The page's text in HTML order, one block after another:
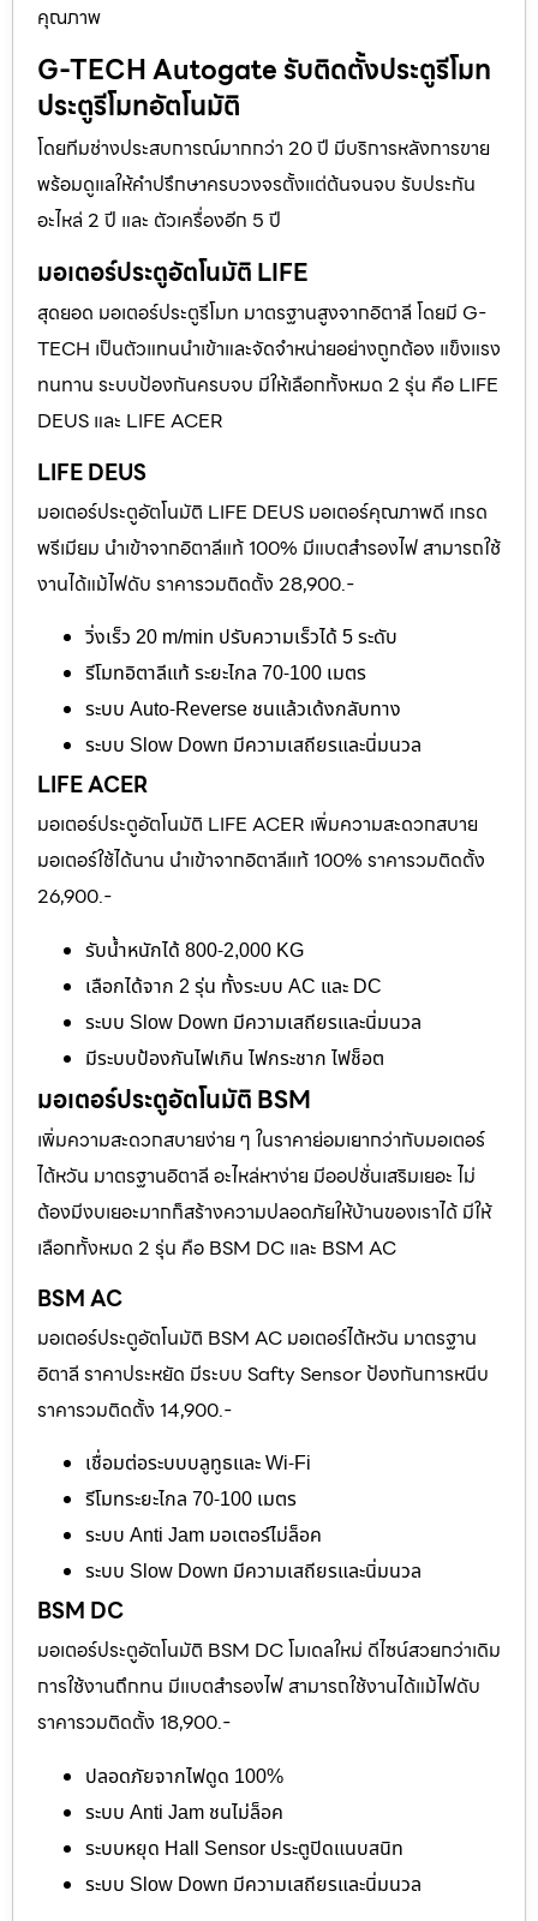
คุณภาพ
G-TECH Autogate รับติดตั้งประตูรีโมท
ประตูรีโมทอัตโนมัติ
โดยทีมช่างประสบการณ์มากกว่า 20 ปี มีบริการหลังการขาย
พร้อมดูแลให้คำปรึกษาครบวงจรตั้งแต่ต้นจนจบ รับประกัน
อะไหล่ 2 ปี และ ตัวเครื่องอีก 5 ปี
มอเตอร์ประตูอัตโนมัติ LIFE
สุดยอด มอเตอร์ประตูรีโมท มาตรฐานสูงจากอิตาลี โดยมี G-
TECH เป็นตัวแทนนำเข้าและจัดจำหน่ายอย่างถูกต้อง แข็งแรง
ทนทาน ระบบป้องกันครบจบ มีให้เลือกทั้งหมด 2 รุ่น คือ LIFE
DEUS และ LIFE ACER
LIFE DEUS
มอเตอร์ประตูอัตโนมัติ LIFE DEUS มอเตอร์คุณภาพดี เกรด
พรีเมียม นำเข้าจากอิตาลีแท้ 100% มีแบตสำรองไฟ สามารถใช้
งานได้แม้ไฟดับ ราคารวมติดตั้ง 28,900.-
วิ่งเร็ว 20 m/min ปรับความเร็วได้ 5 ระดับ
รีโมทอิตาลีแท้ ระยะไกล 70-100 เมตร
ระบบ Auto-Reverse ชนแล้วเด้งกลับทาง
ระบบ Slow Down มีความเสถียรและนิ่มนวล
LIFE ACER
มอเตอร์ประตูอัตโนมัติ LIFE ACER เพิ่มความสะดวกสบาย
มอเตอร์ใช้ได้นาน นำเข้าจากอิตาลีแท้ 100% ราคารวมติดตั้ง
26,900.-
รับน้ำหนักได้ 800-2,000 KG
เลือกได้จาก 2 รุ่น ทั้งระบบ AC และ DC
ระบบ Slow Down มีความเสถียรและนิ่มนวล
มีระบบป้องกันไฟเกิน ไฟกระชาก ไฟช็อต
มอเตอร์ประตูอัตโนมัติ BSM
เพิ่มความสะดวกสบายง่าย ๆ ในราคาย่อมเยากว่ากับมอเตอร์
ไต้หวัน มาตรฐานอิตาลี อะไหล่หาง่าย มีออปชั่นเสริมเยอะ ไม่
ต้องมีงบเยอะมากก็สร้างความปลอดภัยให้บ้านของเราได้ มีให้
เลือกทั้งหมด 2 รุ่น คือ BSM DC และ BSM AC
BSM AC
มอเตอร์ประตูอัตโนมัติ BSM AC มอเตอร์ไต้หวัน มาตรฐาน
อิตาลี ราคาประหยัด มีระบบ Safty Sensor ป้องกันการหนีบ
ราคารวมติดตั้ง 14,900.-
เชื่อมต่อระบบบลูทูธและ Wi-Fi
รีโมทระยะไกล 70-100 เมตร
ระบบ Anti Jam มอเตอร์ไม่ล็อค
ระบบ Slow Down มีความเสถียรและนิ่มนวล
BSM DC
มอเตอร์ประตูอัตโนมัติ BSM DC โมเดลใหม่ ดีไซน์สวยกว่าเดิม
การใช้งานถึกทน มีแบตสำรองไฟ สามารถใช้งานได้แม้ไฟดับ
ราคารวมติดตั้ง 18,900.-
ปลอดภัยจากไฟดูด 100%
ระบบ Anti Jam ชนไม่ล็อค
ระบบหยุด Hall Sensor ประตูปิดแนบสนิท
ระบบ Slow Down มีความเสถียรและนิ่มนวล